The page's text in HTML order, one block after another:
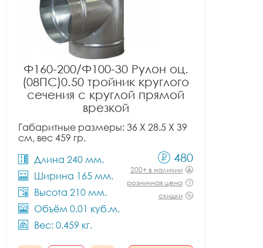
Ф160-200/Ф100-30 Рулон оц.
(08ПС)0.50 тройник круглого
сечения с круглой прямой
врезкой
Габаритные размеры: 36 X 28.5 X 39
см, вес 459 гр.
Длина 240 мм.
Ширина 165 мм.
Высота 210 мм.
Объём 0.01 куб.м.
Вес: 0.459 кг.
480
200+ в наличии
розничная цена
скидки